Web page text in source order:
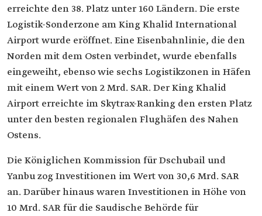
erreichte den 38. Platz unter 160 Ländern. Die erste
Logistik-Sonderzone am King Khalid International
Airport wurde eröffnet. Eine Eisenbahnlinie, die den
Norden mit dem Osten verbindet, wurde ebenfalls
eingeweiht, ebenso wie sechs Logistikzonen in Häfen
mit einem Wert von 2 Mrd. SAR. Der King Khalid
Airport erreichte im Skytrax-Ranking den ersten Platz
unter den besten regionalen Flughäfen des Nahen
Ostens.
Die Königlichen Kommission für Dschubail und
Yanbu zog Investitionen im Wert von 30,6 Mrd. SAR
an. Darüber hinaus waren Investitionen in Höhe von
10 Mrd. SAR für die Saudische Behörde für